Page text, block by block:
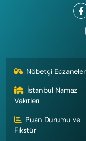
Nöbetçi Eczaneler
İstanbul Namaz
Vakitleri
Puan Durumu ve
Fikstür